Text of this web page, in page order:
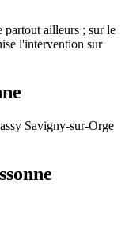
partout ailleurs ; sur le
l'intervention sur
Savigny-sur-Orge